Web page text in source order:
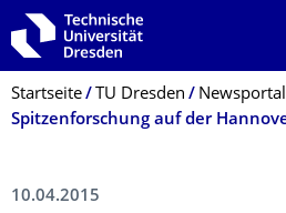
Zur Hauptnavigation springen
Zur Suche springen
Zum Inhalt springen
Breadcrumb-Menü
Startseite TU Dresden Newsportal
10.04.2015